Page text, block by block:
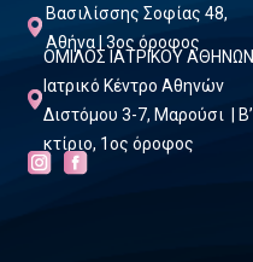
Βασιλίσσης Σοφίας 48,
Αθήνα | 3ος όροφος
ΟΜΙΛΟΣ ΙΑΤΡΙΚΟΥ ΑΘΗΝΩΝ |
Ιατρικό Κέντρο Αθηνών
Διστόμου 3-7, Μαρούσι | Β’
κτίριο, 1ος όροφος